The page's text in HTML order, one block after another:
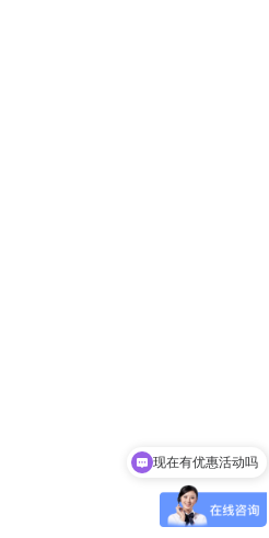
可以介绍下你们的产品么